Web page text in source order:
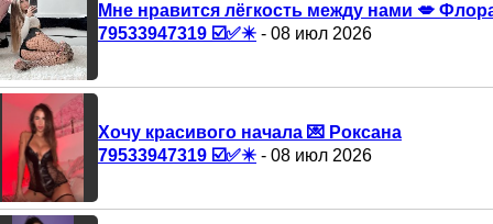
Мне нравится лёгкость между нами 💋
79533947319 ☑️✅✴️ - 08 июл 2026
Хочу красивого начала 💌 Роксана
79533947319 ☑️✅✴️ - 08 июл 2026